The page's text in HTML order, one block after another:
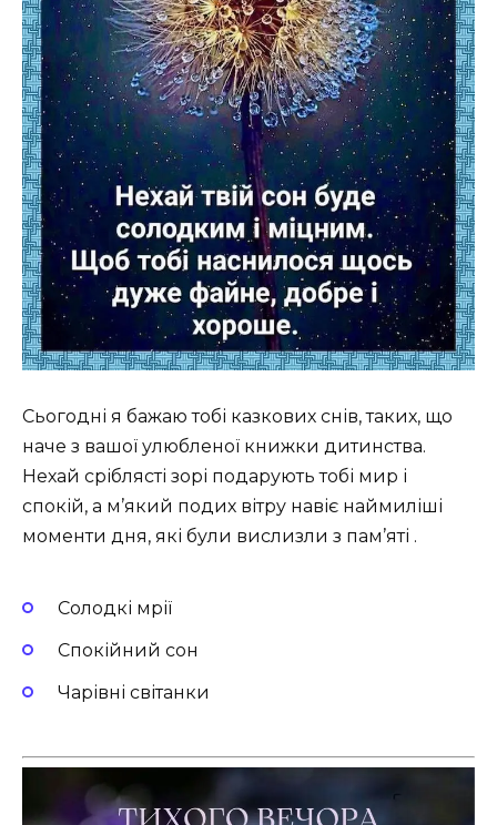
Сьогодні я бажаю тобі казкових снів, таких, що
наче з вашої улюбленої книжки дитинства.
Нехай сріблясті зорі подарують тобі мир і
спокій, а м’який подих вітру навіє наймиліші
моменти дня, які були вислизли з пам’яті .
Солодкі мрії
Спокійний сон
Чарівні світанки